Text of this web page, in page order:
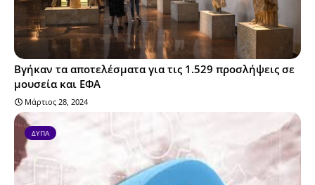
Βγήκαν τα αποτελέσματα για τις 1.529 προσλήψεις σε
μουσεία και ΕΦΑ
Μάρτιος 28, 2024
ΔΥΠΑ